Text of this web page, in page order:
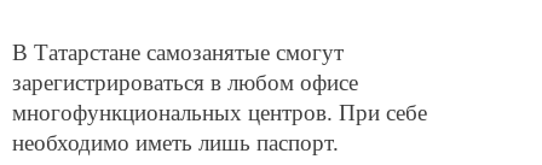
В Татарстане самозанятые смогут
зарегистрироваться в любом офисе
многофункциональных центров. При себе
необходимо иметь лишь паспорт.